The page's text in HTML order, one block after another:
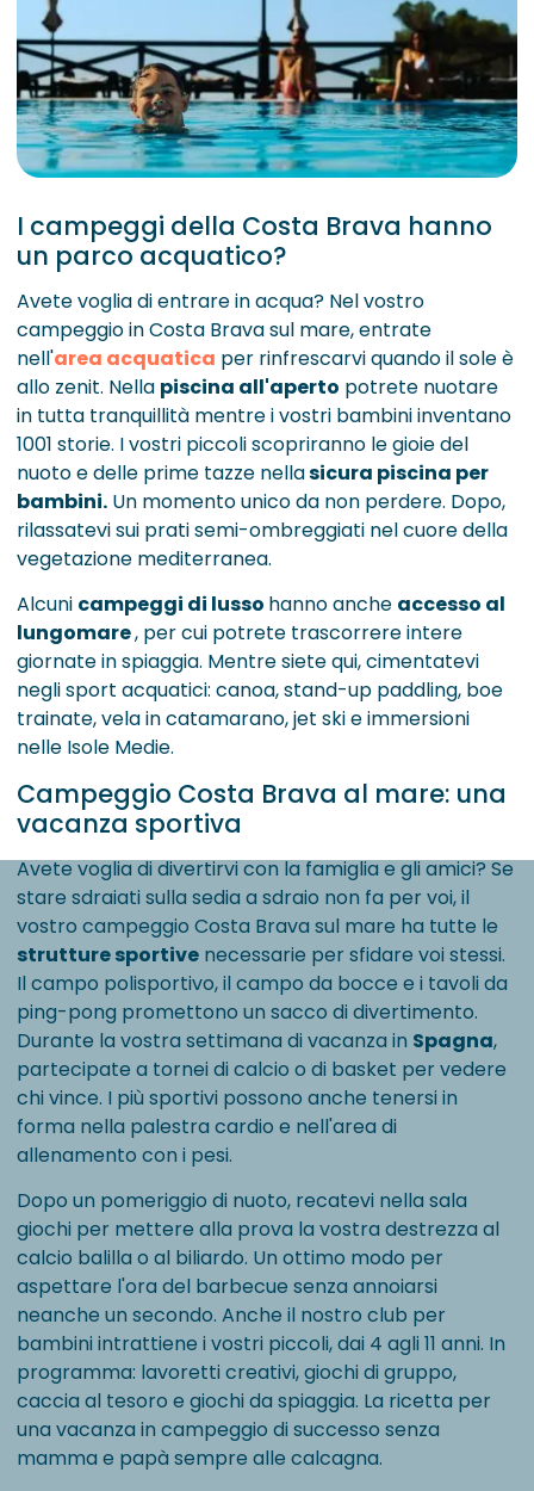
I campeggi della Costa Brava hanno
un parco acquatico?
Avete voglia di entrare in acqua? Nel vostro
campeggio in Costa Brava sul mare, entrate
nell'area acquatica per rinfrescarvi quando il sole è
allo zenit. Nella piscina all'aperto potrete nuotare
in tutta tranquillità mentre i vostri bambini inventano
1001 storie. I vostri piccoli scopriranno le gioie del
nuoto e delle prime tazze nellasicura piscina per
bambini. Un momento unico da non perdere. Dopo,
rilassatevi sui prati semi-ombreggiati nel cuore della
vegetazione mediterranea.
Alcuni campeggi di lusso hanno anche accesso al
lungomare, per cui potrete trascorrere intere
giornate in spiaggia. Mentre siete qui, cimentatevi
negli sport acquatici: canoa, stand-up paddling, boe
trainate, vela in catamarano, jet ski e immersioni
nelle Isole Medie.
Campeggio Costa Brava al mare: una
vacanza sportiva
Avete voglia di divertirvi con la famiglia e gli amici? Se
stare sdraiati sulla sedia a sdraio non fa per voi, il
vostro campeggio Costa Brava sul mare ha tutte le
strutture sportive necessarie per sfidare voi stessi.
Il campo polisportivo, il campo da bocce e i tavoli da
ping-pong promettono un sacco di divertimento.
Durante la vostra settimana di vacanza in Spagna,
partecipate a tornei di calcio o di basket per vedere
chi vince. I più sportivi possono anche tenersi in
forma nella palestra cardio e nell'area di
allenamento con i pesi.
Dopo un pomeriggio di nuoto, recatevi nella sala
giochi per mettere alla prova la vostra destrezza al
calcio balilla o al biliardo. Un ottimo modo per
aspettare l'ora del barbecue senza annoiarsi
neanche un secondo. Anche il nostro club per
bambini intrattiene i vostri piccoli, dai 4 agli 11 anni. In
programma: lavoretti creativi, giochi di gruppo,
caccia al tesoro e giochi da spiaggia. La ricetta per
una vacanza in campeggio di successo senza
mamma e papà sempre alle calcagna.